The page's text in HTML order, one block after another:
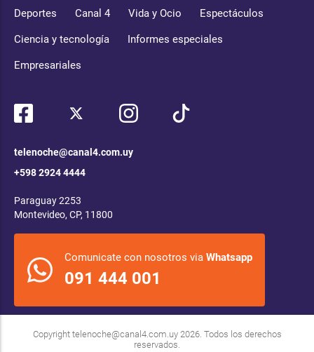
Deportes Canal 4 Vida y Ocio Espectáculos
Ciencia y tecnología Informes especiales
Empresariales
telenoche@canal4.com.uy
+598 2924 4444
Paraguay 2253
Montevideo, CP, 11800
Comunicate con nosotros via Whatsapp
091 444 001
Copyright telenoche@canal4.com.uy2026. Todos los derechos
reservados.